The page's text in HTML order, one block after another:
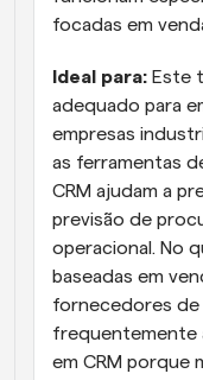
focadas em
Ideal para: Este
adequado para
empresas
as ferramentas
CRM ajudam a
previsão de
operacional. No
baseadas em
fornecedores de
frequentemente
em CRM porque